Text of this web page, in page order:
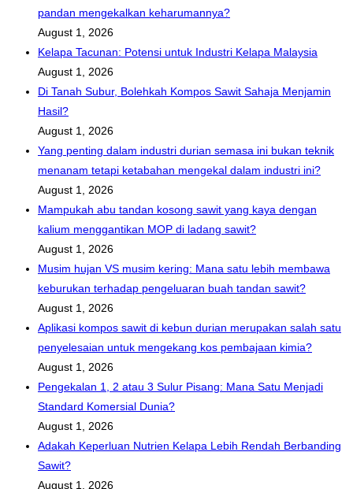
pandan mengekalkan keharumannya?
August 1, 2026
Kelapa Tacunan: Potensi untuk Industri Kelapa Malaysia
August 1, 2026
Di Tanah Subur, Bolehkah Kompos Sawit Sahaja Menjamin
Hasil?
August 1, 2026
Yang penting dalam industri durian semasa ini bukan teknik
menanam tetapi ketabahan mengekal dalam industri ini?
August 1, 2026
Mampukah abu tandan kosong sawit yang kaya dengan
kalium menggantikan MOP di ladang sawit?
August 1, 2026
Musim hujan VS musim kering: Mana satu lebih membawa
keburukan terhadap pengeluaran buah tandan sawit?
August 1, 2026
Aplikasi kompos sawit di kebun durian merupakan salah satu
penyelesaian untuk mengekang kos pembajaan kimia?
August 1, 2026
Pengekalan 1, 2 atau 3 Sulur Pisang: Mana Satu Menjadi
Standard Komersial Dunia?
August 1, 2026
Adakah Keperluan Nutrien Kelapa Lebih Rendah Berbanding
Sawit?
August 1, 2026